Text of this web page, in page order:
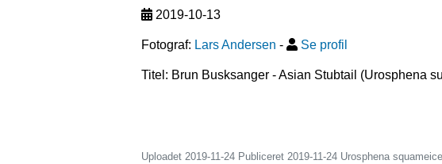
2019-10-13
Fotograf: Lars Andersen - Se profil
Titel: Brun Busksanger - Asian Stubtail (Urosphena
Uploadet 2019-11-24 Publiceret 2019-11-24 Urosphena